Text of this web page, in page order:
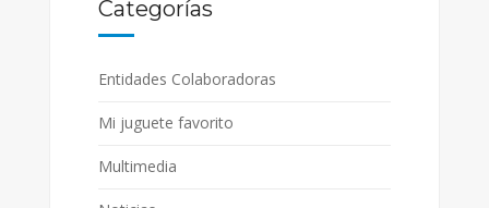
Categorías
Entidades Colaboradoras
Mi juguete favorito
Multimedia